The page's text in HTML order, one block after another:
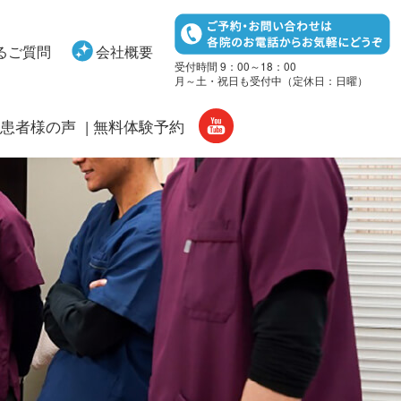
ご質問 会社概要
受付時間 9：00～18：00
月～土・祝日も受付中（定休日：日曜）
患者様の声 無料体験予約